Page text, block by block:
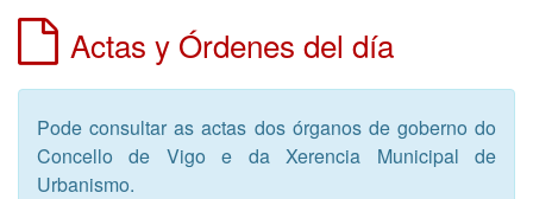
Actas y Órdenes del día
Pode consultar as actas dos órganos de goberno do
Concello de Vigo e da Xerencia Municipal de
Urbanismo.